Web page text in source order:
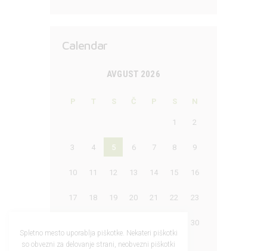
Calendar
AVGUST 2026
P T S Č P S N
1 2
3 4 5 6 7 8 9
10 11 12 13 14 15 16
17 18 19 20 21 22 23
30
31
Spletno mesto uporablja piškotke. Nekateri piškotki
so obvezni za delovanje strani, neobvezni piškotki